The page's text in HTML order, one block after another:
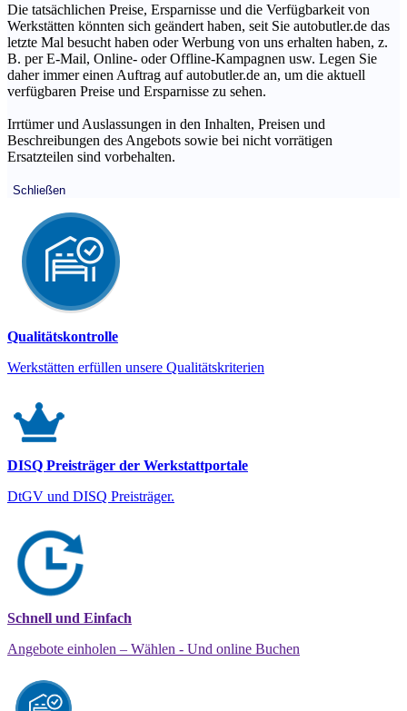
Die tatsächlichen Preise, Ersparnisse und die Verfügbarkeit von
Werkstätten könnten sich geändert haben, seit Sie autobutler.de das
letzte Mal besucht haben oder Werbung von uns erhalten haben, z.
B. per E-Mail, Online- oder Offline-Kampagnen usw. Legen Sie
daher immer einen Auftrag auf autobutler.de an, um die aktuell
verfügbaren Preise und Ersparnisse zu sehen.
Irrtümer und Auslassungen in den Inhalten, Preisen und
Beschreibungen des Angebots sowie bei nicht vorrätigen
Ersatzteilen sind vorbehalten.
Schließen
Qualitätskontrolle
Werkstätten erfüllen unsere Qualitätskriterien
DISQ Preisträger der Werkstattportale
DtGV und DISQ Preisträger.
Schnell und Einfach
Angebote einholen – Wählen - Und online Buchen